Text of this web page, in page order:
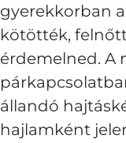
gyerekkorban
kötötték,
érdemelned. A
állandó
hajlamként